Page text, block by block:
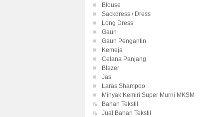
Blouse
Sackdress / Dress
Long Dress
Gaun
Gaun Pengantin
Kemeja
Celana Panjang
Blazer
Jas
Laras Shampoo
Minyak Kemiri Super Murni MKSM
Bahan Tekstil
Jual Bahan Tekstil